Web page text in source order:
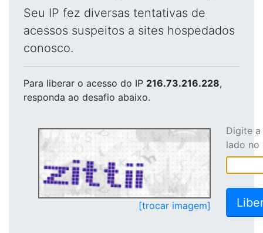
Seu IP fez diversas tentativas de
acessos suspeitos a sites hospedados
conosco.
Para liberar o acesso do IP 216.73.216.228,
responda ao desafio abaixo.
[trocar imagem]
Digite
lado no